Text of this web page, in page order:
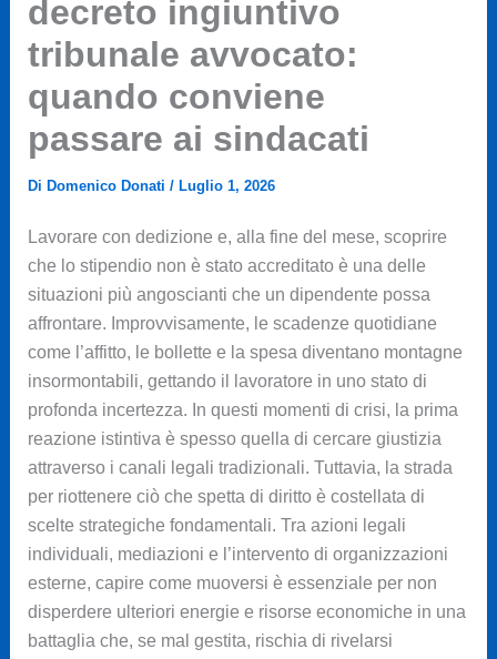
decreto ingiuntivo
tribunale avvocato:
quando conviene
passare ai sindacati
Di Domenico Donati / Luglio 1, 2026
Lavorare con dedizione e, alla fine del mese, scoprire
che lo stipendio non è stato accreditato è una delle
situazioni più angoscianti che un dipendente possa
affrontare. Improvvisamente, le scadenze quotidiane
come l’affitto, le bollette e la spesa diventano montagne
insormontabili, gettando il lavoratore in uno stato di
profonda incertezza. In questi momenti di crisi, la prima
reazione istintiva è spesso quella di cercare giustizia
attraverso i canali legali tradizionali. Tuttavia, la strada
per riottenere ciò che spetta di diritto è costellata di
scelte strategiche fondamentali. Tra azioni legali
individuali, mediazioni e l’intervento di organizzazioni
esterne, capire come muoversi è essenziale per non
disperdere ulteriori energie e risorse economiche in una
battaglia che, se mal gestita, rischia di rivelarsi